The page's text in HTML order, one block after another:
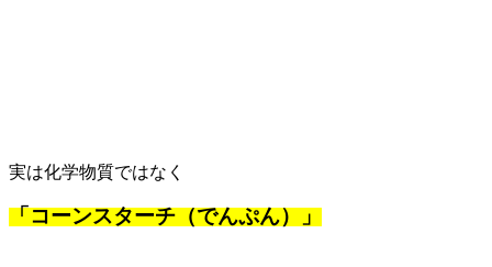
実は化学物質ではなく
「コーンスターチ（でんぷん）」